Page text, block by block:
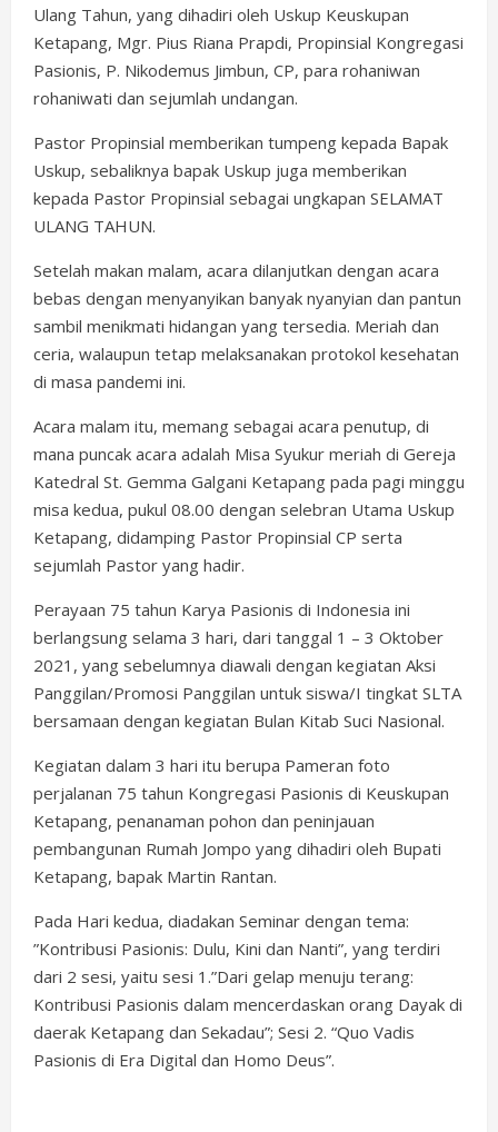
Ulang Tahun, yang dihadiri oleh Uskup Keuskupan
Ketapang, Mgr. Pius Riana Prapdi, Propinsial Kongregasi
Pasionis, P. Nikodemus Jimbun, CP, para rohaniwan
rohaniwati dan sejumlah undangan.
Pastor Propinsial memberikan tumpeng kepada Bapak
Uskup, sebaliknya bapak Uskup juga memberikan
kepada Pastor Propinsial sebagai ungkapan SELAMAT
ULANG TAHUN.
Setelah makan malam, acara dilanjutkan dengan acara
bebas dengan menyanyikan banyak nyanyian dan pantun
sambil menikmati hidangan yang tersedia. Meriah dan
ceria, walaupun tetap melaksanakan protokol kesehatan
di masa pandemi ini.
Acara malam itu, memang sebagai acara penutup, di
mana puncak acara adalah Misa Syukur meriah di Gereja
Katedral St. Gemma Galgani Ketapang pada pagi minggu
misa kedua, pukul 08.00 dengan selebran Utama Uskup
Ketapang, didamping Pastor Propinsial CP serta
sejumlah Pastor yang hadir.
Perayaan 75 tahun Karya Pasionis di Indonesia ini
berlangsung selama 3 hari, dari tanggal 1 – 3 Oktober
2021, yang sebelumnya diawali dengan kegiatan Aksi
Panggilan/Promosi Panggilan untuk siswa/I tingkat SLTA
bersamaan dengan kegiatan Bulan Kitab Suci Nasional.
Kegiatan dalam 3 hari itu berupa Pameran foto
perjalanan 75 tahun Kongregasi Pasionis di Keuskupan
Ketapang, penanaman pohon dan peninjauan
pembangunan Rumah Jompo yang dihadiri oleh Bupati
Ketapang, bapak Martin Rantan.
Pada Hari kedua, diadakan Seminar dengan tema:
”Kontribusi Pasionis: Dulu, Kini dan Nanti”, yang terdiri
dari 2 sesi, yaitu sesi 1.”Dari gelap menuju terang:
Kontribusi Pasionis dalam mencerdaskan orang Dayak di
daerak Ketapang dan Sekadau”; Sesi 2. “Quo Vadis
Pasionis di Era Digital dan Homo Deus”.